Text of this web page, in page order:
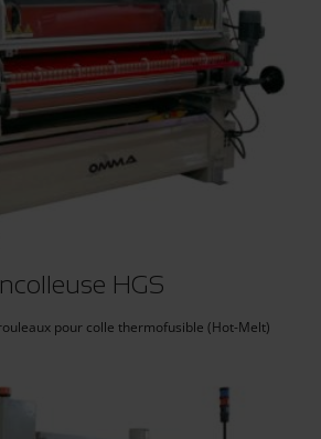
HGS
pour colle thermofusible (Hot-Melt)